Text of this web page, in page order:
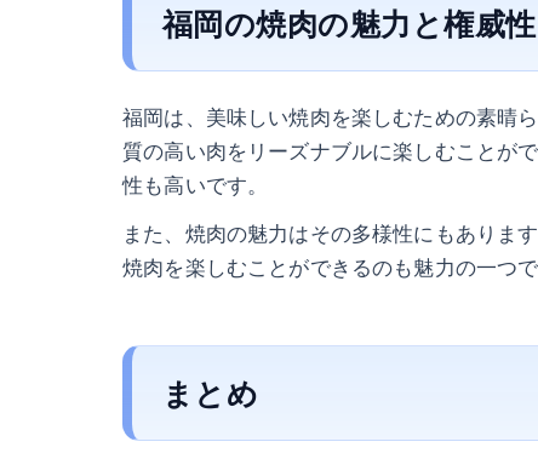
福岡の焼肉の魅力と権威性
福岡は、美味しい焼肉を楽しむための素晴
質の高い肉をリーズナブルに楽しむことが
性も高いです。
また、焼肉の魅力はその多様性にもありま
焼肉を楽しむことができるのも魅力の一つで
まとめ